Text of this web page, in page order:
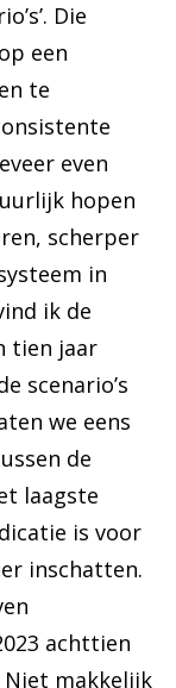
Die
een
te
even
hopen
scherper
in
ik de
tien jaar
scenario’s
we eens
de
laagste
is voor
inschatten.
achttien
makkelijk